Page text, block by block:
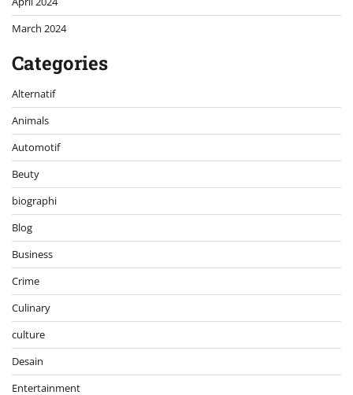
March 2024
Categories
Alternatif
Animals
Automotif
Beuty
biographi
Blog
Business
Crime
Culinary
culture
Desain
Entertainment